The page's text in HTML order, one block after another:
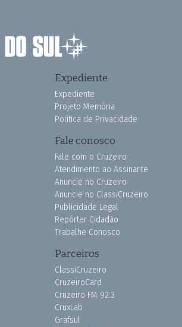
Expediente
Expediente
Projeto Memória
Política de Privacidade
Fale conosco
Fale com o Cruzeiro
Atendimento ao Assinante
Anuncie no Cruzeiro
Anuncie no ClassiCruzeiro
Publicidade Legal
Repórter Cidadão
Trabalhe Conosco
Parceiros
ClassiCruzeiro
CruzeiroCard
Cruzeiro FM 92.3
CruxLab
Grafsul